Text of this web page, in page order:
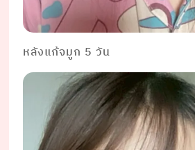
หลังแก้จมูก 5 วัน